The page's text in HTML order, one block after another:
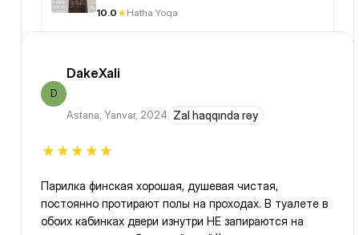
10.0 Hatha Yoqa
D
DakeXali
Astana, Yanvar, 2024 Zal haqqında rəy
Парилка финская хорошая, душевая чистая,
постоянно протирают полы на проходах. В туалете в
обоих кабинках двери изнутри НЕ запираются на